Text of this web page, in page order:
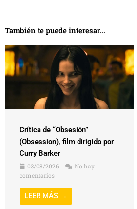
También te puede interesar...
Crítica de “Obsesión”
(Obsession), film dirigido por
Curry Barker
03/08/2026
No hay
comentarios
LEER MÁS →